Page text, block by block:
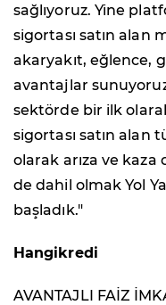
sağlıyoruz. Yine
sigortası satın alan
akaryakıt, eğlence,
avantajlar
sektörde bir ilk
sigortası satın alan
olarak arıza ve
de dahil olmak Yol
başladık."
Hangikredi
AVANTAJLI FAİZ